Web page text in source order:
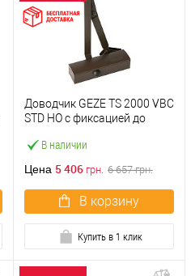
В наличии
Доводчик GEZE TS 2000 VBC
STD HO с фиксацией до
Цена 5 406 грн. 6 657грн.
В корзину
Купить в 1 клик